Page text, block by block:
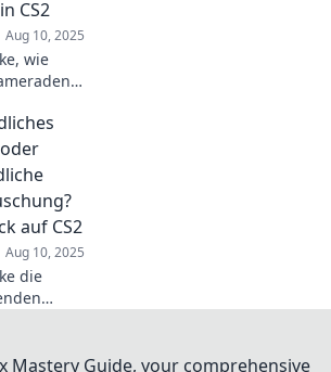
CS2
Aug 10, 2025
wie
Feuer
auf CS2
Aug 10, 2025
die
Mastery Guide, your comprehensive